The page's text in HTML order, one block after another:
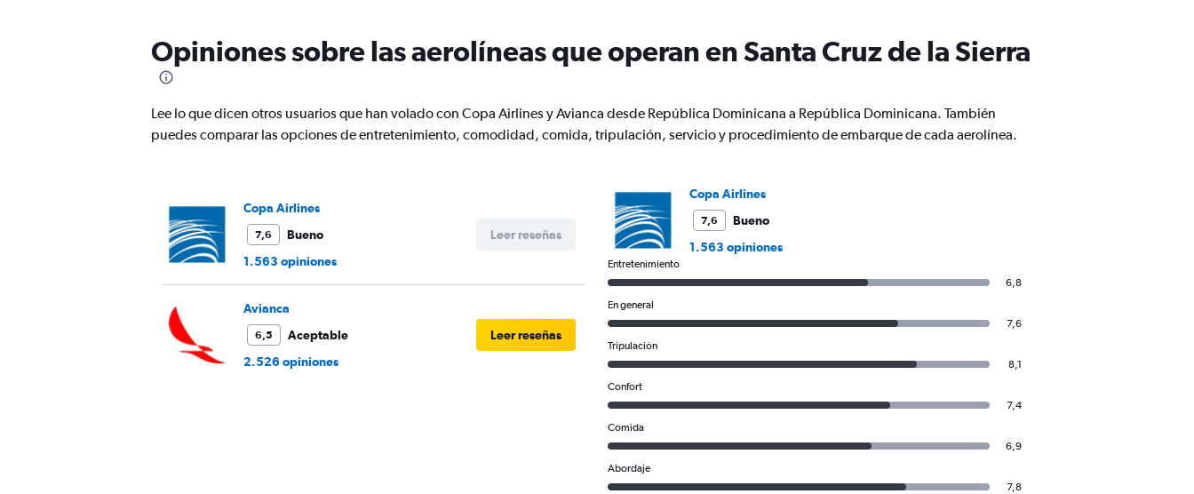
chart
has
axis
displaying
Opiniones sobre las aerolíneas que operan en Santa Cruz de la Sierra
Lee lo que dicen otros usuarios que han volado con Copa Airlines y Avianca desde República Dominicana a República Dominicana. También
puedes comparar las opciones de entretenimiento, comodidad, comida, tripulación, servicio y procedimiento de embarque de cada aerolínea.
Copa Airlines
7,6
Bueno
1.563 opiniones
Leer reseñas
Avianca
6,5
Aceptable
2.526 opiniones
Leer reseñas
Copa Airlines
7,6
Bueno
1.563 opiniones
Entretenimiento
6,8
En general
7,6
Tripulación
8,1
Confort
7,4
Comida
6,9
Abordaje
7,8